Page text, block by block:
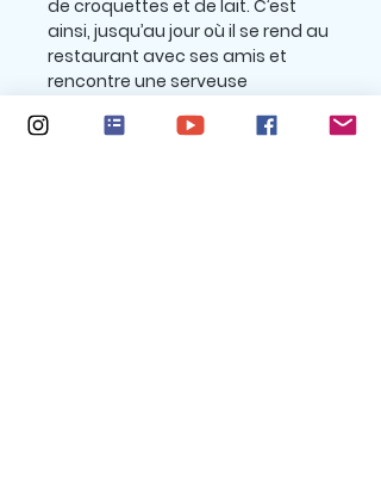
de croquettes et de lait. C’est
ainsi, jusqu’au jour où il se rend au
restaurant avec ses amis et
rencontre une serveuse
papilles à jamais. Après